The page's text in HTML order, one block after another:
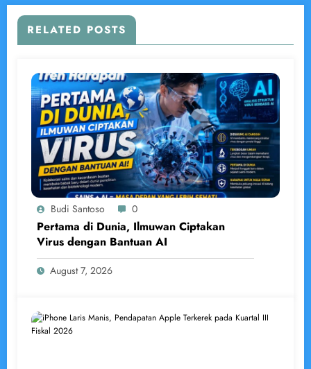
RELATED POSTS
Budi Santoso 0
Pertama di Dunia, Ilmuwan Ciptakan
Virus dengan Bantuan AI
August 7, 2026